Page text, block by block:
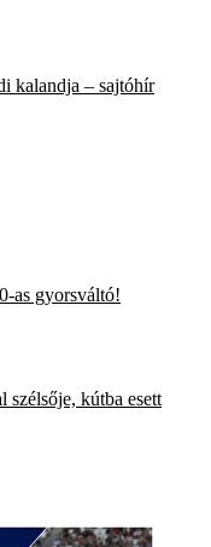
kalandja – sajtóhír
as gyorsváltó!
kútba esett